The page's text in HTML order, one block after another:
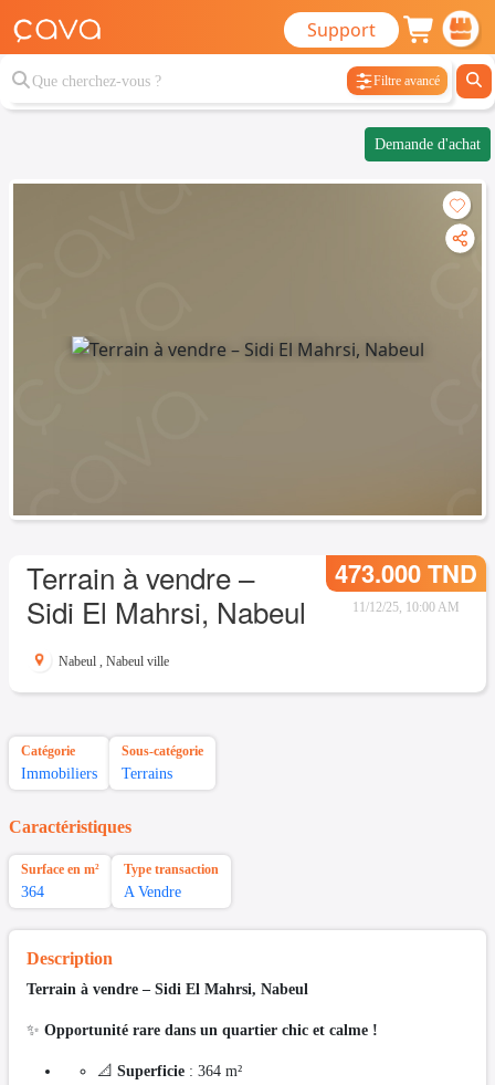
Support
Filtre avancé
Demande d'achat
Terrain à vendre –
Sidi El Mahrsi, Nabeul
473.000 TND
11/12/25, 10:00 AM
Nabeul , Nabeul ville
Catégorie
Immobiliers
Sous-catégorie
Terrains
Caractéristiques
Surface en m²
364
Type transaction
A Vendre
Description
Terrain à vendre – Sidi El Mahrsi, Nabeul
✨ Opportunité rare dans un quartier chic et calme !
📐 Superficie : 364 m²